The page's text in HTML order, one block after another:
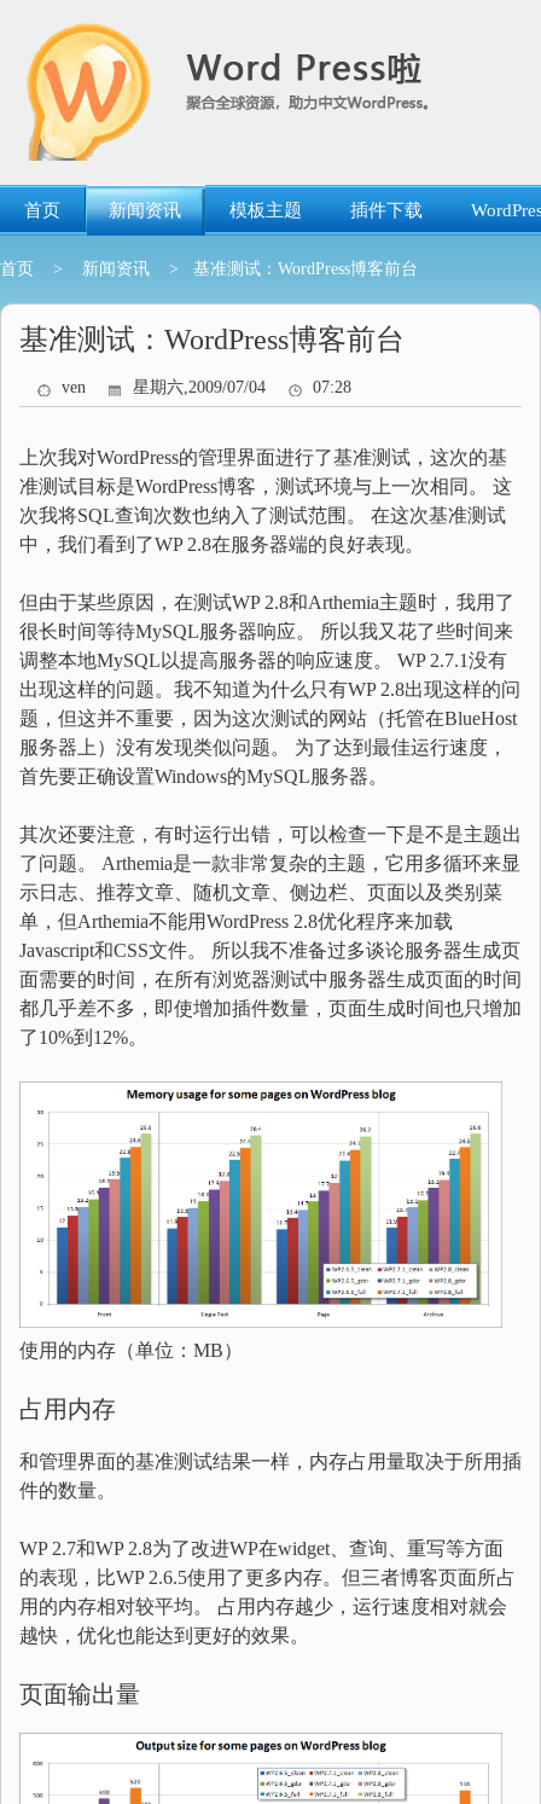
首页 新闻资讯 模板主题 插件下载
首页 > 新闻资讯 > 基准测试：WordPress博客前台
基准测试：WordPress博客前台
ven 星期六,2009/07/04 07:28
上次我对WordPress的管理界面进行了基准测试，这次的基
准测试目标是WordPress博客，测试环境与上一次相同。 这
次我将SQL查询次数也纳入了测试范围。 在这次基准测试
中，我们看到了WP 2.8在服务器端的良好表现。
但由于某些原因，在测试WP 2.8和Arthemia主题时，我用了
很长时间等待MySQL服务器响应。 所以我又花了些时间来
调整本地MySQL以提高服务器的响应速度。 WP 2.7.1没有
出现这样的问题。我不知道为什么只有WP 2.8出现这样的问
题，但这并不重要，因为这次测试的网站（托管在BlueHost
服务器上）没有发现类似问题。 为了达到最佳运行速度，
首先要正确设置Windows的MySQL服务器。
其次还要注意，有时运行出错，可以检查一下是不是主题出
了问题。 Arthemia是一款非常复杂的主题，它用多循环来显
示日志、推荐文章、随机文章、侧边栏、页面以及类别菜
单，但Arthemia不能用WordPress 2.8优化程序来加载
Javascript和CSS文件。 所以我不准备过多谈论服务器生成页
面需要的时间，在所有浏览器测试中服务器生成页面的时间
都几乎差不多，即使增加插件数量，页面生成时间也只增加
了10%到12%。
使用的内存（单位：MB）
占用内存
和管理界面的基准测试结果一样，内存占用量取决于所用插
件的数量。
WP 2.7和WP 2.8为了改进WP在widget、查询、重写等方面
的表现，比WP 2.6.5使用了更多内存。但三者博客页面所占
用的内存相对较平均。 占用内存越少，运行速度相对就会
越快，优化也能达到更好的效果。
页面输出量